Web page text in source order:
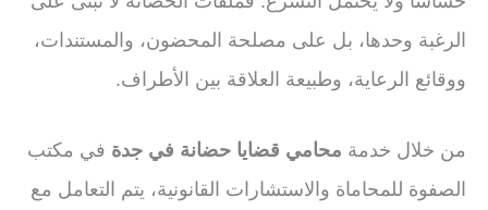
الرغبة وحدها، بل على مصلحة المحضون، والمستندات،
ووقائع الرعاية، وطبيعة العلاقة بين الأطراف.
من خلال خدمة محامي قضايا حضانة في جدة في مكتب
الصفوة للمحاماة والاستشارات القانونية، يتم التعامل مع